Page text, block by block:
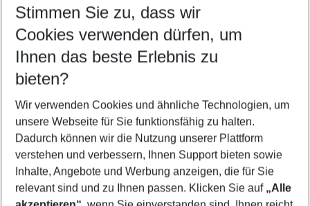
Customize your offer
Find the perfect deal which suits your best
Your departure airport
Any airport
Select your date range
09/08/26–07/08/27 5-8 nights
Who will travel
2 adults No children
Show more filter
Stimmen Sie zu, dass wir
Cookies verwenden dürfen, um
Ihnen das beste Erlebnis zu
bieten?
Wir verwenden Cookies und ähnliche Technologien, um
unsere Webseite für Sie funktionsfähig zu halten.
Dadurch können wir die Nutzung unserer Plattform
verstehen und verbessern, Ihnen Support bieten sowie
Inhalte, Angebote und Werbung anzeigen, die für Sie
relevant sind und zu Ihnen passen. Klicken Sie auf „Alle